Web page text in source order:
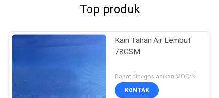
Top produk
Kain Tahan Air Lembut
78GSM
Dapat dinegosiasikan MOQ:Negosiasi
KONTAK